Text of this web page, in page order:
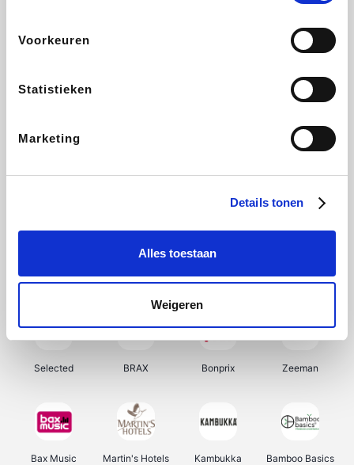
Voorkeuren
Statistieken
Marketing
Details tonen
Alles toestaan
Weigeren
Lufthansa
CheapTickets.be DeubaXXL
Samsung My Jewellery Delonghi Tennis Point
Selected BRAX Bonprix Zeeman
Bax Music Martin's Hotels Kambukka Bamboo Basics